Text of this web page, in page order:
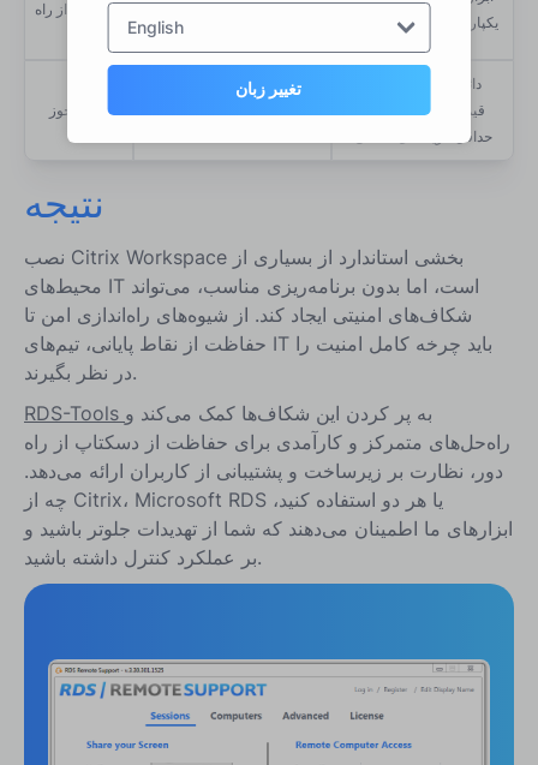
English
تغییر زبان
پشتیبانی از راه
خارجی وابسته است
RDS یکپارچه و سبک وزن
مدل مجوز
اشتراک با افزودنی‌های
دائمی یا اشتراکی، با
قیمت‌گذاری شفاف و
حداقل هزینه‌های اضافی
نتیجه
نصب Citrix Workspace بخشی استاندارد از بسیاری از
محیط‌های IT است، اما بدون برنامه‌ریزی مناسب، می‌تواند
شکاف‌های امنیتی ایجاد کند. از شیوه‌های راه‌اندازی امن تا
حفاظت از نقاط پایانی، تیم‌های IT باید چرخه کامل امنیت را
در نظر بگیرند.
RDS-Tools به پر کردن این شکاف‌ها کمک می‌کند و
راه‌حل‌های متمرکز و کارآمدی برای حفاظت از دسکتاپ از راه
دور، نظارت بر زیرساخت و پشتیبانی از کاربران ارائه می‌دهد.
چه از Citrix، Microsoft RDS یا هر دو استفاده کنید،
ابزارهای ما اطمینان می‌دهند که شما از تهدیدات جلوتر باشید و
بر عملکرد کنترل داشته باشید.